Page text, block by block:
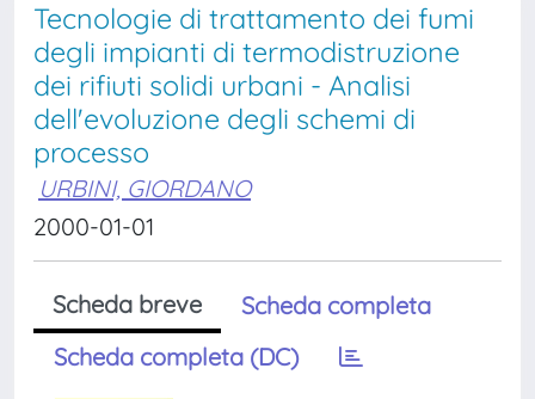
Tecnologie di trattamento dei fumi
degli impianti di termodistruzione
dei rifiuti solidi urbani - Analisi
dell'evoluzione degli schemi di
processo
URBINI, GIORDANO
2000-01-01
Scheda breve
Scheda completa
Scheda completa (DC)